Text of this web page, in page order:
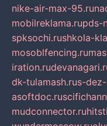
nike-air-max-95.ru
mobilreklama.rupds-
spksochi.rushkola-
mosoblfencing.ru
iration.ru
dk-tulamash.rus-
asoftdoc.ru
mudconnector.ru